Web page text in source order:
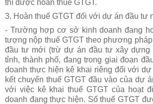
thì được hoàn thuế GTGT.
3. Hoàn thuế GTGT đối với dự án đầu tư
- Trường hợp cơ sở kinh doanh đang
tượng nộp thuế GTGT theo phương
đầu tư mới (trừ dự án đầu tư xây dựng
tỉnh, thành phố, đang trong giai đoạn
doanh thực hiện kê khai riêng đối với
kết chuyển thuế GTGT đầu vào của dự
với việc kê khai thuế GTGT của hoạt
doanh đang thực hiện. Số thuế GTGT